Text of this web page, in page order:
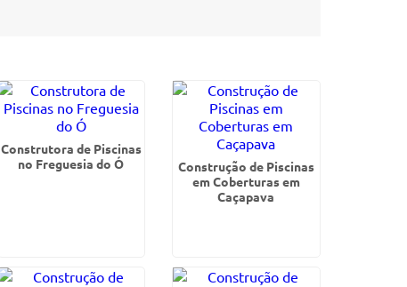
Construtora de Piscinas
no Freguesia do Ó
Construção de Piscinas
em Coberturas em
Caçapava